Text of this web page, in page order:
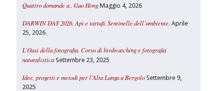
Quattro domande a.. Guo Hong Maggio 4, 2026
DARWIN DAY 2026. Api e tartufi. Sentinelle dell’ambiente. Aprile
25, 2026
L’Oasi della fotografia. Corso di birdwatching e fotografia
naturalistica Settembre 23, 2025
Idee, progetti e metodi per l’Alta Langa a Bergolo Settembre 9,
2025